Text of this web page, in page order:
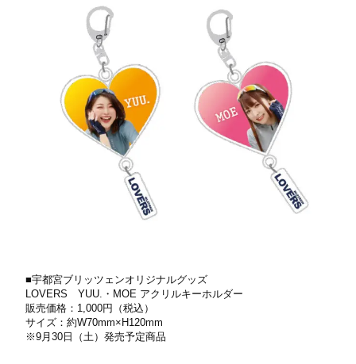
■宇都宮ブリッツェンオリジナルグッズ
LOVERS YUU.・MOE アクリルキーホルダー
販売価格：1,000円（税込）
サイズ：約W70mm×H120mm
※9⽉30⽇（⼟）発売予定商品